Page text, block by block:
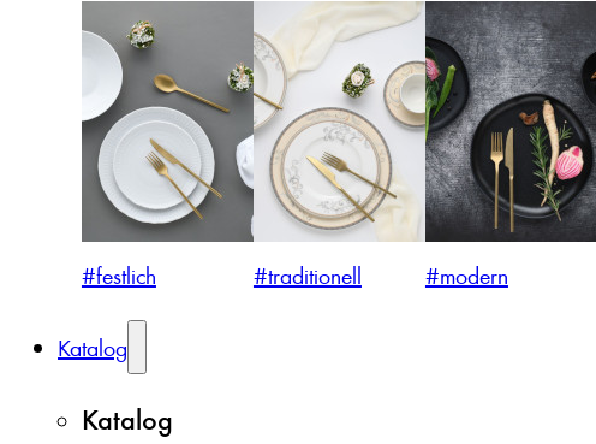
#festlich #traditionell #modern
Katalog
Katalog